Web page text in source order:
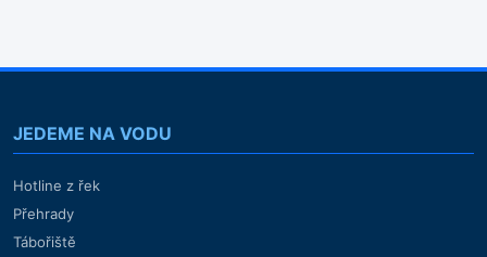
JEDEME NA VODU
Hotline z řek
Přehrady
Tábořiště